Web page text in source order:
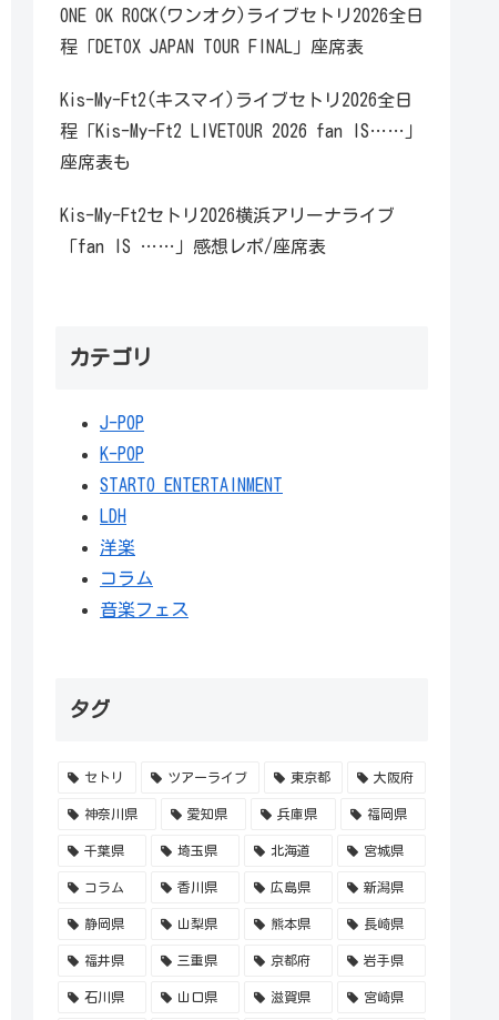
ONE OK ROCK(ワンオク)ライブセトリ2026全日
程「DETOX JAPAN TOUR FINAL」座席表
Kis-My-Ft2(キスマイ)ライブセトリ2026全日
程「Kis-My-Ft2 LIVETOUR 2026 fan IS……」
座席表も
Kis-My-Ft2セトリ2026横浜アリーナライブ
「fan IS ……」感想レポ/座席表
カテゴリ
J-POP
K-POP
STARTO ENTERTAINMENT
LDH
洋楽
コラム
音楽フェス
タグ
セトリ ツアーライブ 東京都 大阪府
神奈川県 愛知県 兵庫県 福岡県
千葉県 埼玉県 北海道 宮城県
コラム 香川県 広島県 新潟県
静岡県 山梨県 熊本県 長崎県
福井県 三重県 京都府 岩手県
石川県 山口県 滋賀県 宮崎県